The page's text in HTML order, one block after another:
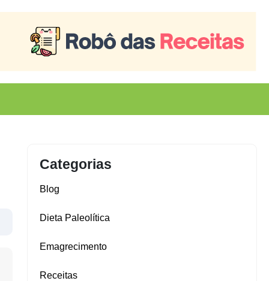
Categorias
Blog
Dieta Paleolítica
Emagrecimento
Receitas